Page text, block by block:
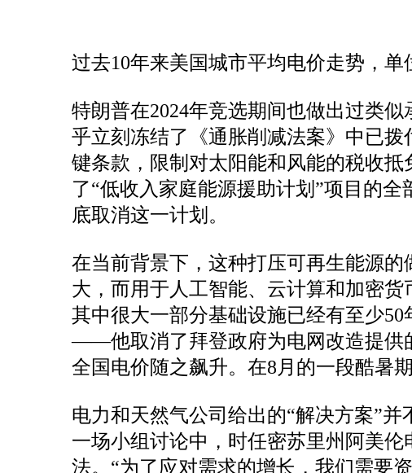
过去10年来美国城市平均电价走势，
特朗普在2024年竞选期间也做出过类
乎立刻冻结了《通胀削减法案》中已
键条款，限制对太阳能和风能的税收
了“低收入家庭能源援助计划”项目的
底取消这一计划。
在当前背景下，这种打压可再生能源
大，而用于人工智能、云计算和加密
其中很大一部分基础设施已经有至少
——他取消了拜登政府为电网改造提供
全国电价随之飙升。在8月的一段酷暑
电力和天然气公司给出的“解决方案”
一场小组讨论中，时任密苏里州阿美
法。“为了应对需求的增长，我们需要